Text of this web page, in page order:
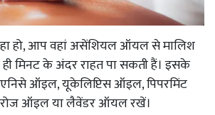
हो, आप वहां असेंशियल ऑयल से मालिश
मिनट के अंदर राहत पा सकती हैं। इसके
ऑइल, यूकेलिप्टिस ऑइल, पिपरमिंट
ऑइल या लैवेंडर ऑयल रखें।